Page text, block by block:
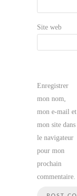
Site web
Enregistrer
mon nom,
mon e-mail et
mon site dans
le navigateur
pour mon
prochain
commentaire.